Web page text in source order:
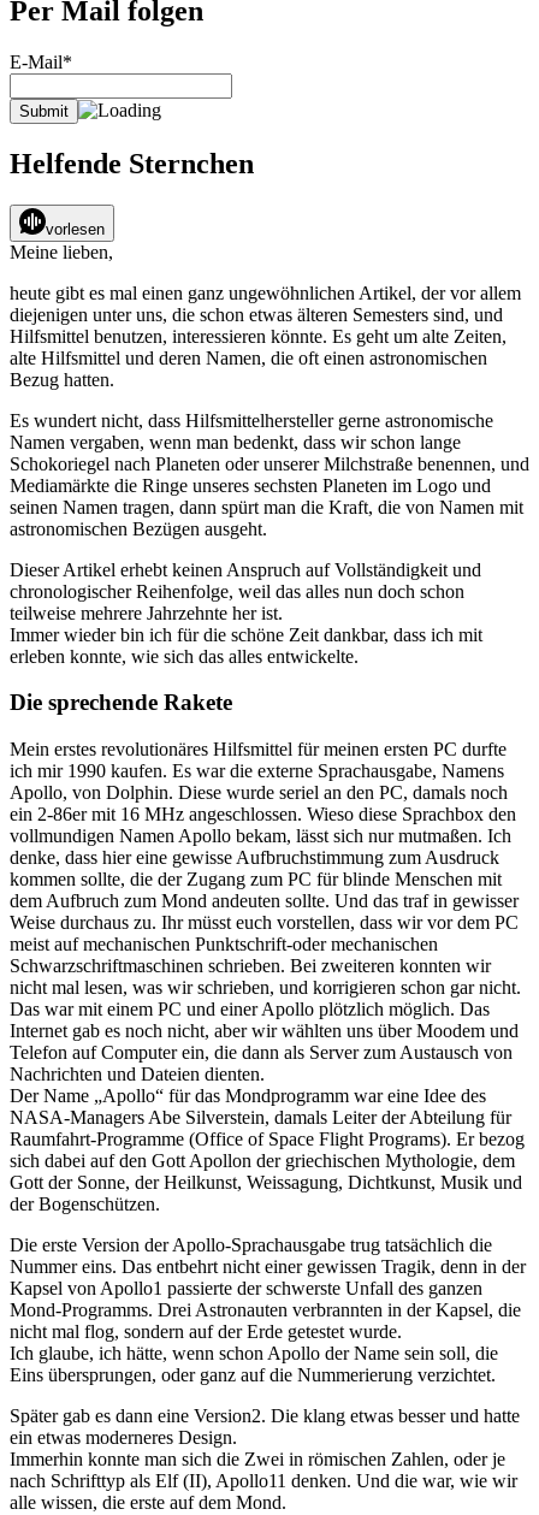
Per Mail folgen
E-Mail*
Helfende Sternchen
vorlesen
Meine lieben,
heute gibt es mal einen ganz ungewöhnlichen Artikel, der vor allem
diejenigen unter uns, die schon etwas älteren Semesters sind, und
Hilfsmittel benutzen, interessieren könnte. Es geht um alte Zeiten,
alte Hilfsmittel und deren Namen, die oft einen astronomischen
Bezug hatten.
Es wundert nicht, dass Hilfsmittelhersteller gerne astronomische
Namen vergaben, wenn man bedenkt, dass wir schon lange
Schokoriegel nach Planeten oder unserer Milchstraße benennen, und
Mediamärkte die Ringe unseres sechsten Planeten im Logo und
seinen Namen tragen, dann spürt man die Kraft, die von Namen mit
astronomischen Bezügen ausgeht.
Dieser Artikel erhebt keinen Anspruch auf Vollständigkeit und
chronologischer Reihenfolge, weil das alles nun doch schon
teilweise mehrere Jahrzehnte her ist.
Immer wieder bin ich für die schöne Zeit dankbar, dass ich mit
erleben konnte, wie sich das alles entwickelte.
Die sprechende Rakete
Mein erstes revolutionäres Hilfsmittel für meinen ersten PC durfte
ich mir 1990 kaufen. Es war die externe Sprachausgabe, Namens
Apollo, von Dolphin. Diese wurde seriel an den PC, damals noch
ein 2-86er mit 16 MHz angeschlossen. Wieso diese Sprachbox den
vollmundigen Namen Apollo bekam, lässt sich nur mutmaßen. Ich
denke, dass hier eine gewisse Aufbruchstimmung zum Ausdruck
kommen sollte, die der Zugang zum PC für blinde Menschen mit
dem Aufbruch zum Mond andeuten sollte. Und das traf in gewisser
Weise durchaus zu. Ihr müsst euch vorstellen, dass wir vor dem PC
meist auf mechanischen Punktschrift-oder mechanischen
Schwarzschriftmaschinen schrieben. Bei zweiteren konnten wir
nicht mal lesen, was wir schrieben, und korrigieren schon gar nicht.
Das war mit einem PC und einer Apollo plötzlich möglich. Das
Internet gab es noch nicht, aber wir wählten uns über Moodem und
Telefon auf Computer ein, die dann als Server zum Austausch von
Nachrichten und Dateien dienten.
Der Name „Apollo“ für das Mondprogramm war eine Idee des
NASA-Managers Abe Silverstein, damals Leiter der Abteilung für
Raumfahrt-Programme (Office of Space Flight Programs). Er bezog
sich dabei auf den Gott Apollon der griechischen Mythologie, dem
Gott der Sonne, der Heilkunst, Weissagung, Dichtkunst, Musik und
der Bogenschützen.
Die erste Version der Apollo-Sprachausgabe trug tatsächlich die
Nummer eins. Das entbehrt nicht einer gewissen Tragik, denn in der
Kapsel von Apollo1 passierte der schwerste Unfall des ganzen
Mond-Programms. Drei Astronauten verbrannten in der Kapsel, die
nicht mal flog, sondern auf der Erde getestet wurde.
Ich glaube, ich hätte, wenn schon Apollo der Name sein soll, die
Eins übersprungen, oder ganz auf die Nummerierung verzichtet.
Später gab es dann eine Version2. Die klang etwas besser und hatte
ein etwas moderneres Design.
Immerhin konnte man sich die Zwei in römischen Zahlen, oder je
nach Schrifttyp als Elf (II), Apollo11 denken. Und die war, wie wir
alle wissen, die erste auf dem Mond.